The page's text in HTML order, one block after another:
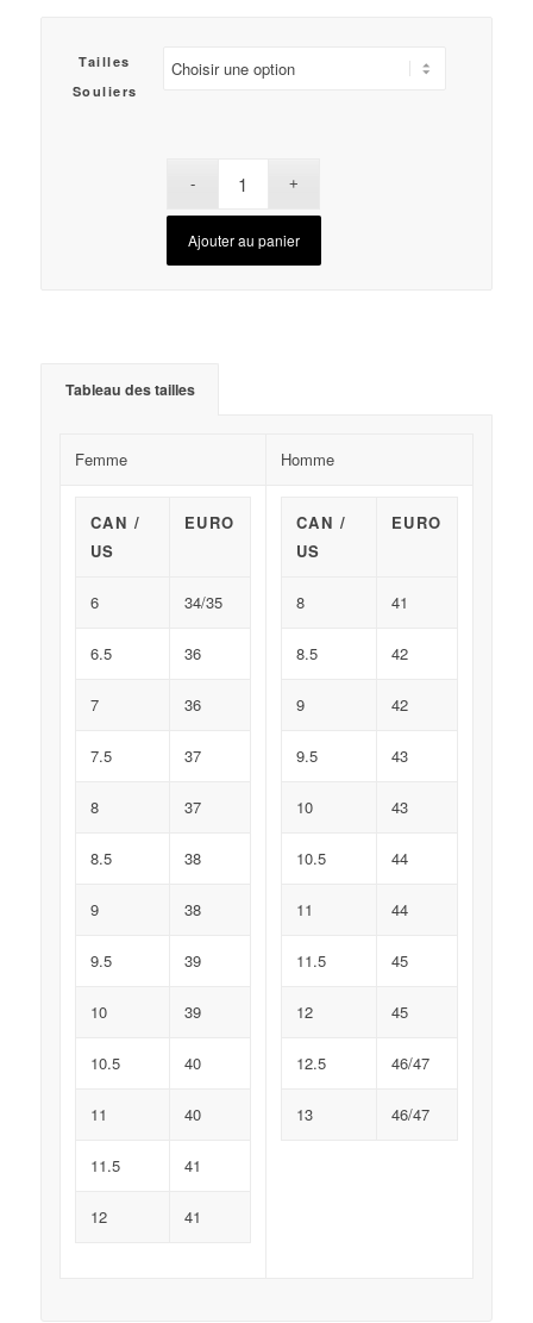
Tailles
Souliers
Ajouter au panier
Tableau des tailles
Femme Homme
CAN /
US
EURO
6 34/35
6.5 36
7 36
7.5 37
8 37
8.5 38
9 38
9.5 39
10 39
10.5 40
11 40
11.5 41
12 41
CAN /
US
EURO
8 41
8.5 42
9 42
9.5 43
10 43
10.5 44
11 44
11.5 45
12 45
12.5 46/47
13 46/47